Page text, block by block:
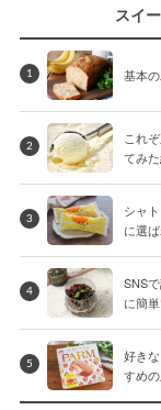
スイ
1 基本
2
これ
てみ
3
シャ
に選
4
SNS
に簡
5
好き
すめ